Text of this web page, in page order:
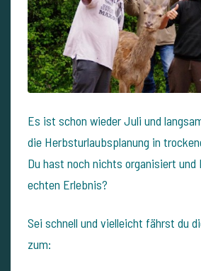
Es ist schon wieder Juli und
die Herbsturlaubsplanung in
Du hast noch nichts organisiert
echten Erlebnis?
Sei schnell und vielleicht fährst du
zum: